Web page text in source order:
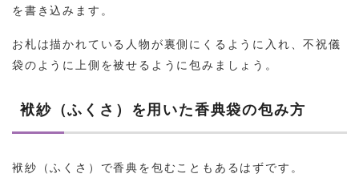
を書き込みます。
お札は描かれている人物が裏側にくるように入れ、不祝儀
袋のように上側を被せるように包みましょう。
袱紗（ふくさ）を用いた香典袋の包み方
袱紗（ふくさ）で香典を包むこともあるはずです。